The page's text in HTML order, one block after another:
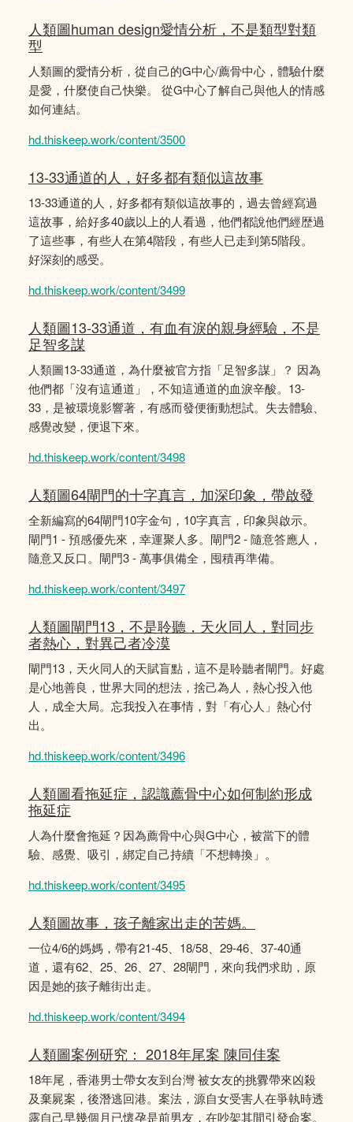
人類圖human design愛情分析，不是類型對類
型
人類圖的愛情分析，從自己的G中心/薦骨中心，體驗什麼
是愛，什麼使自己快樂。 從G中心了解自己與他人的情感
如何連結。
hd.thiskeep.work/content/3500
13-33通道的人，好多都有類似這故事
13-33通道的人，好多都有類似這故事的，過去曾經寫過
這故事，給好多40歲以上的人看過，他們都說他們經歴過
了這些事，有些人在第4階段，有些人已走到第5階段。
好深刻的感受。
hd.thiskeep.work/content/3499
人類圖13-33通道，有血有淚的親身經驗，不是
足智多謀
人類圖13-33通道，為什麼被官方指「足智多謀」？ 因為
他們都「沒有這通道」，不知這通道的血淚辛酸。13-
33，是被環境影響著，有感而發便衝動想試。失去體驗、
感覺改變，便退下來。
hd.thiskeep.work/content/3498
人類圖64閘門的十字真言，加深印象，帶啟發
全新編寫的64閘門10字金句，10字真言，印象與啟示。
閘門1 - 預感優先來，幸運聚人多。閘門2 - 隨意答應人，
隨意又反口。閘門3 - 萬事俱備全，囤積再準備。
hd.thiskeep.work/content/3497
人類圖閘門13，不是聆聽，天火同人，對同步
者熱心，對異己者冷漠
閘門13，天火同人的天賦盲點，這不是聆聽者閘門。好處
是心地善良，世界大同的想法，捨己為人，熱心投入他
人，成全大局。忘我投入在事情，對「有心人」熱心付
出。
hd.thiskeep.work/content/3496
人類圖看拖延症，認識薦骨中心如何制約形成
拖延症
人為什麼會拖延？因為薦骨中心與G中心，被當下的體
驗、感覺、吸引，綁定自己持續「不想轉換」。
hd.thiskeep.work/content/3495
人類圖故事，孩子離家出走的苦媽。
一位4/6的媽媽，帶有21-45、18/58、29-46、37-40通
道，還有62、25、26、27、28閘門，來向我們求助，原
因是她的孩子離街出走。
hd.thiskeep.work/content/3494
人類圖案例研究： 2018年尾案 陳同佳案
18年尾，香港男士帶女友到台灣 被女友的挑釁帶來凶殺
及棄屍案，後潛逃回港。案法，源自女受害人在爭執時透
露自己早幾個月已懷孕是前男友，在吵架其間引發命案。